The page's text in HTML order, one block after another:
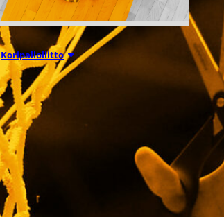
Koripalloliitto 03.08.2026 15:25
Game On –
Markkinoinnin
mestariksi -